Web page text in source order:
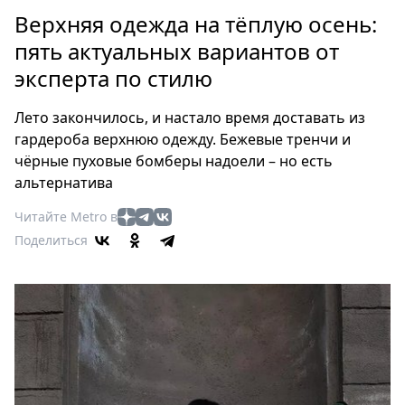
Россия
Мир
Здоровье
Туризм
Мода
Театр
Кино
Афиша
Книги
Выставки
Пресс-
релизы
О
Metro
Верхняя одежда на тёплую осень:
пять актуальных вариантов от
эксперта по стилю
Лето закончилось, и настало время доставать из
гардероба верхнюю одежду. Бежевые тренчи и
чёрные пуховые бомберы надоели – но есть
альтернатива
Читайте Metro в
Поделиться